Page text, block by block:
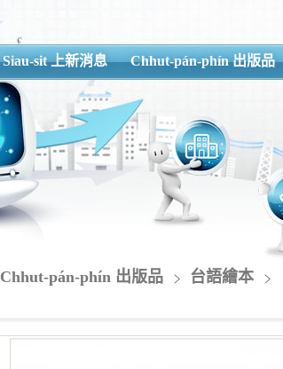
Siau-sit 上新消息 Chhut-pán-phín 出版品
Chhut-pán-phín 出版品 台語繪本